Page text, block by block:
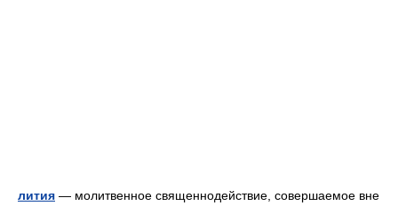
лития — молитвенное священнодействие, совершаемое вне